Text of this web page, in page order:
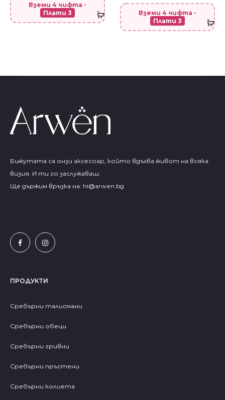
Вземи 4 чифта -
Плати 3
Вземи 4 чифта -
Плати 3
Бижутата са онзи аксесоар, който вдъхва живот на всяка
визия. И ти го заслужаваш.
Ще държим връзка на: hi@arwen.bg
ПРОДУКТИ
Сребърни талисмани
Сребърни обеци
Сребърни гривни
Сребърни пръстени
Сребърни колиета